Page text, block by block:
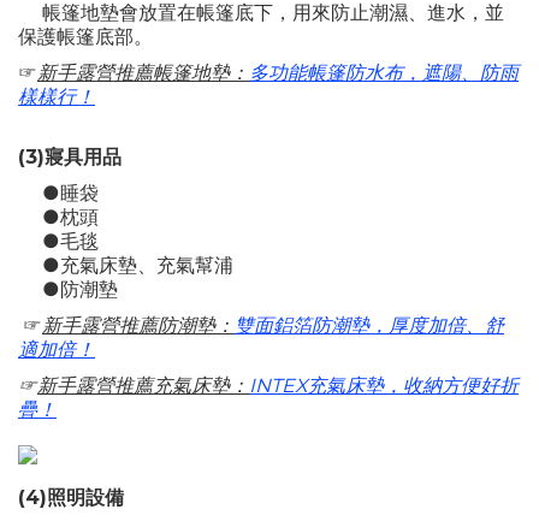
帳篷地墊會放置在帳篷底下，用來防止潮濕、進水，並
保護帳篷底部。
☞新手露營推薦帳篷地墊： 多功能帳篷防水布，遮陽、防雨
樣樣行！
(3)寢具用品
●睡袋
●枕頭
●毛毯
●充氣床墊、充氣幫浦
●防潮墊
☞新手露營推薦防潮墊： 雙面鋁箔防潮墊，厚度加倍、舒
適加倍！
☞新手露營推薦充氣床墊： INTEX充氣床墊，收納方便好折
疊！
(4)照明設備